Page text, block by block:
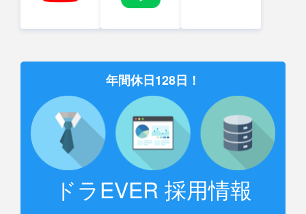
年間休日128日！
ドラEVER 採用情報